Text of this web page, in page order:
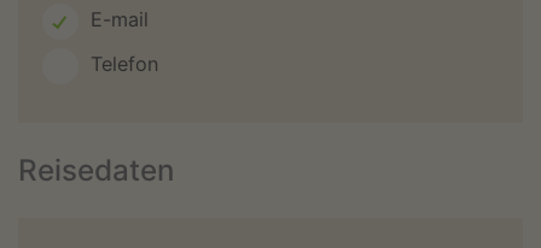
E-mail
Telefon
Reisedaten